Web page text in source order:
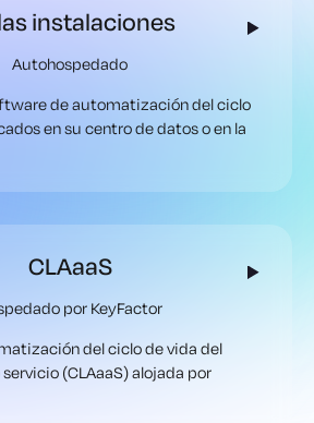
instalaciones
Autohospedado
de automatización del ciclo
en su centro de datos o en la
CLAaaS
por KeyFactor
del ciclo de vida del
(CLAaaS) alojada por